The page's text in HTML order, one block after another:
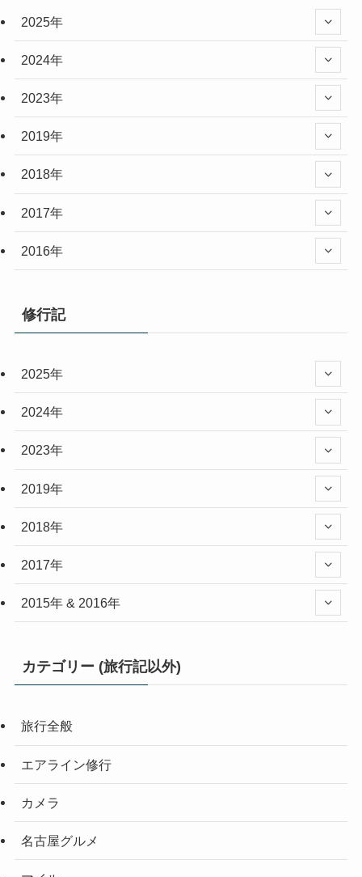
2025年
2024年
2023年
2019年
2018年
2017年
2016年
修行記
2025年
2024年
2023年
2019年
2018年
2017年
2015年 & 2016年
カテゴリー (旅行記以外)
旅行全般
エアライン修行
カメラ
名古屋グルメ